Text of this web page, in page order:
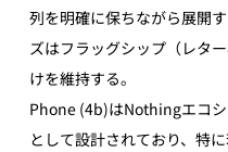
列を明確に保ちながら展開
ズはフラッグシップ（レタ
けを維持する。
Phone (4b)はNothingエコ
として設計されており、特